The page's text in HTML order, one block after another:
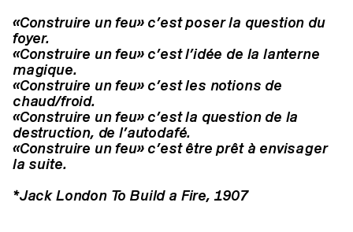
«Construire un feu» c’est poser la question du
foyer.
«Construire un feu» c’est l’idée de la lanterne
magique.
«Construire un feu» c’est les notions de
chaud/froid.
«Construire un feu» c’est la question de la
destruction, de l’autodafé.
«Construire un feu» c’est être prêt à envisager
la suite.
*Jack London To Build a Fire, 1907